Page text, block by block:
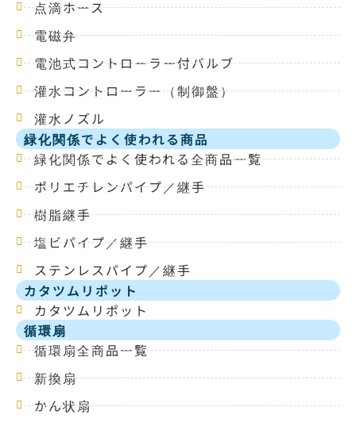
点滴ホース
電磁弁
電池式コントローラー付バルブ
灌水コントローラー（制御盤）
灌水ノズル
緑化関係でよく使われる商品
緑化関係でよく使われる全商品一覧
ポリエチレンパイプ／継手
樹脂継手
塩ビパイプ／継手
ステンレスパイプ／継手
カタツムリポット
カタツムリポット
循環扇
循環扇全商品一覧
新換扇
かん状扇